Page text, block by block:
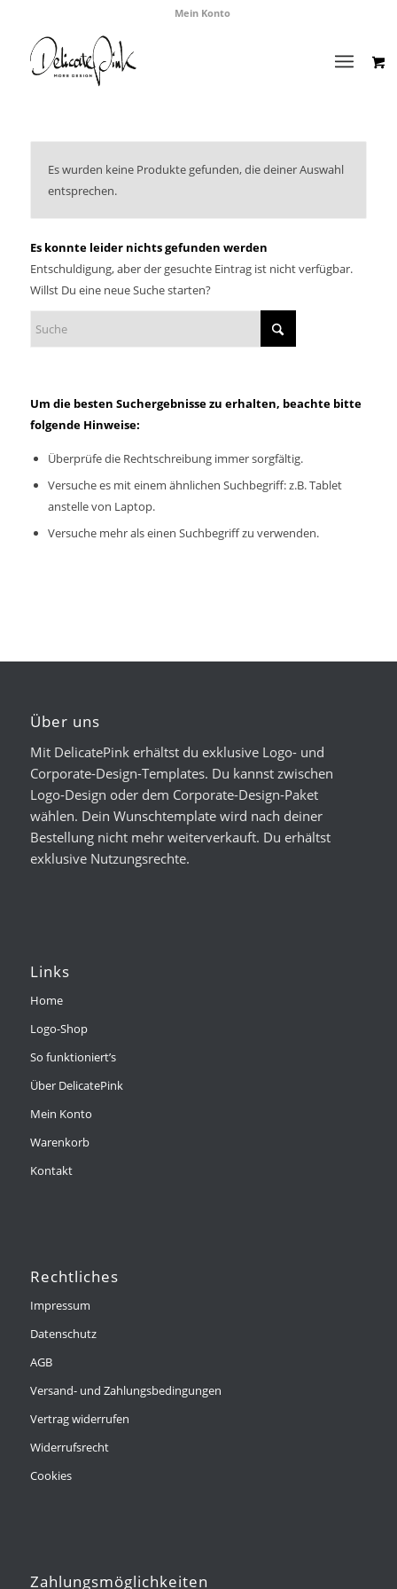
Mein Konto
Es wurden keine Produkte gefunden, die deiner Auswahl
entsprechen.
Es konnte leider nichts gefunden werden
Entschuldigung, aber der gesuchte Eintrag ist nicht verfügbar.
Willst Du eine neue Suche starten?
Um die besten Suchergebnisse zu erhalten, beachte bitte
folgende Hinweise:
Überprüfe die Rechtschreibung immer sorgfältig.
Versuche es mit einem ähnlichen Suchbegriff: z.B. Tablet
anstelle von Laptop.
Versuche mehr als einen Suchbegriff zu verwenden.
Über uns
Mit DelicatePink erhältst du exklusive Logo- und
Corporate-Design-Templates. Du kannst zwischen
Logo-Design oder dem Corporate-Design-Paket
wählen. Dein Wunschtemplate wird nach deiner
Bestellung nicht mehr weiterverkauft. Du erhältst
exklusive Nutzungsrechte.
Links
Home
Logo-Shop
So funktioniert’s
Über DelicatePink
Mein Konto
Warenkorb
Kontakt
Rechtliches
Impressum
Datenschutz
AGB
Versand- und Zahlungsbedingungen
Vertrag widerrufen
Widerrufsrecht
Cookies
Zahlungsmöglichkeiten